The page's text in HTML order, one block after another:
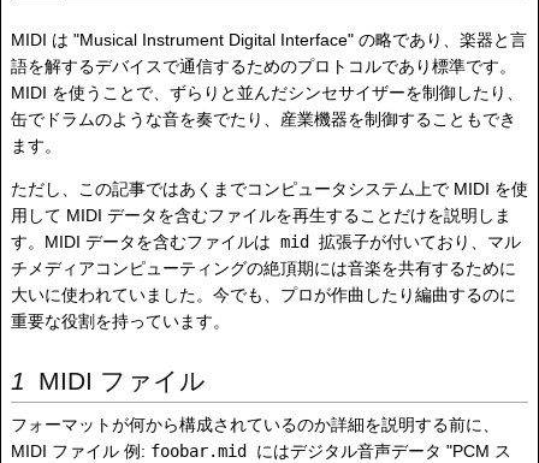
MIDI は "Musical Instrument Digital Interface" の略であり、楽器と言
語を解するデバイスで通信するためのプロトコルであり標準です。
MIDI を使うことで、ずらりと並んだシンセサイザーを制御したり、
缶でドラムのような音を奏でたり、産業機器を制御することもでき
ます。
ただし、この記事ではあくまでコンピュータシステム上で MIDI を使
用して MIDI データを含むファイルを再生することだけを説明しま
す。MIDI データを含むファイルは mid
拡張子が付いており、マル
チメディアコンピューティングの絶頂期には音楽を共有するために
大いに使われていました。今でも、プロが作曲したり編曲するのに
重要な役割を持っています。
MIDI ファイル
フォーマットが何から構成されているのか詳細を説明する前に、
MIDI ファイル 例: foobar.mid
にはデジタル音声データ "PCM ス